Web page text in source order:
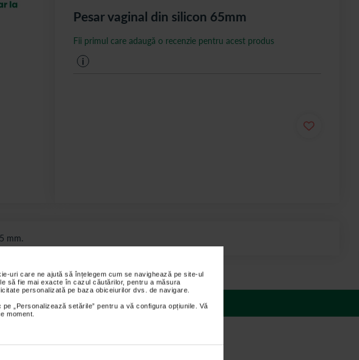
uri care ne ajută să înțelegem cum se navighează pe site-ul
să fie mai exacte în cazul căutărilor, pentru a măsura
personalizată pe baza obiceiurilor dvs. de navigare.
„Personalizează setările” pentru a vă configura opțiunile. Vă
moment.
mm.
Pesar vaginal din silicon 65mm
Fii primul care adaugă o recenzie pentru acest produs
i
Întrebări și răspunsuri